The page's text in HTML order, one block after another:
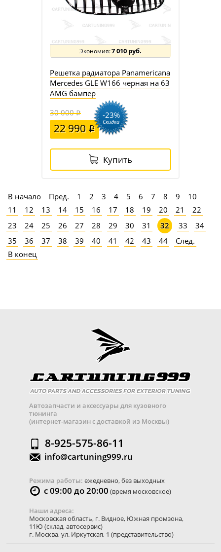
7 010 руб.
Решетка радиатора Panamericana
Mercedes GLE W166 черная на 63
AMG бампер
30 000
22 990
-23%
Скидка
Купить
В начало Пред. 1 2 3 4 5 6 7 8 9
10
11
12 13 14 15 16 17 18 19 20 21
22
23
24 25 26 27 28 29 30 31 32 33
34
35
36 37 38 39 40 41 42 43 44
След.
В конец
Автозапчасти и аксессуары для кузовного
тюнинга
(интернет-магазин с доставкой из Москвы)
8-925-575-86-11
info@cartuning999.ru
Режима работы: ежедневно, без выходных
с 09:00 до 20:00 (время московское)
Наши адреса:
Московская область, г. Видное, Южная промзона,
11Ю (склад, автосервис)
г. Москва,ул. Иркутская, 1 (представительство)